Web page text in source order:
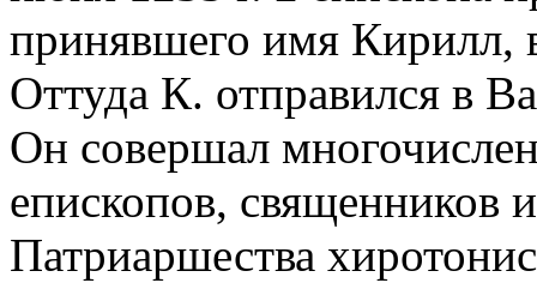
принявшего имя Кирилл,
Оттуда К. отправился в
Он совершал
епископов, священников
Патриаршества